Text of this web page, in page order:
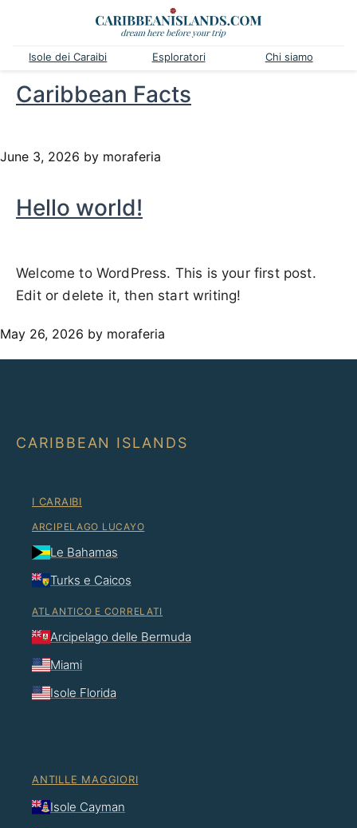
Isole dei Caraibi Esploratori Chi siamo
Caribbean Facts
June 3, 2026 by moraferia
Hello world!
Welcome to WordPress. This is your first post.
Edit or delete it, then start writing!
May 26, 2026 by moraferia
CARIBBEAN ISLANDS
I CARAIBI
ARCIPELAGO LUCAYO
Le Bahamas
Turks e Caicos
ATLANTICO E CORRELATI
Arcipelago delle Bermuda
Miami
Isole Florida
ANTILLE MAGGIORI
Isole Cayman